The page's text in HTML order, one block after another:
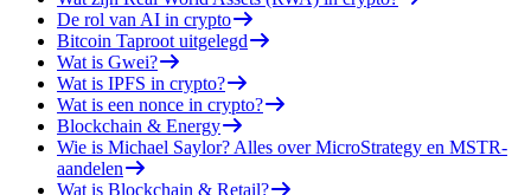
De rol van AI in crypto
Bitcoin Taproot uitgelegd
Wat is Gwei?
Wat is IPFS in crypto?
Wat is een nonce in crypto?
Blockchain & Energy
Wie is Michael Saylor? Alles over MicroStrategy en MSTR-
aandelen
Wat is Blockchain & Retail?